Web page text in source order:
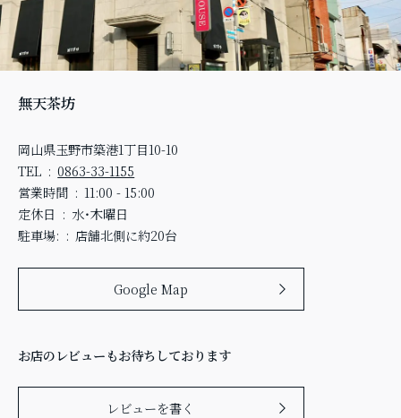
無天茶坊
岡山県玉野市築港1丁目10-10
TEL
0863-33-1155
営業時間
11:00 - 15:00
定休日
水・木曜日
駐車場:
店舗北側に約20台
Google Map
お店のレビューもお待ちしております
レビューを書く